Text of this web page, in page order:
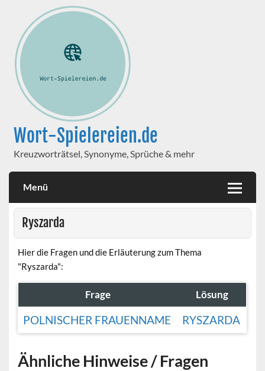
Wort-Spielereien.de
Kreuzworträtsel, Synonyme, Sprüche & mehr
Menü
Ryszarda
Hier die Fragen und die Erläuterung zum Thema
"Ryszarda":
Frage Lösung
POLNISCHER FRAUENNAME RYSZARDA
Ähnliche Hinweise / Fragen